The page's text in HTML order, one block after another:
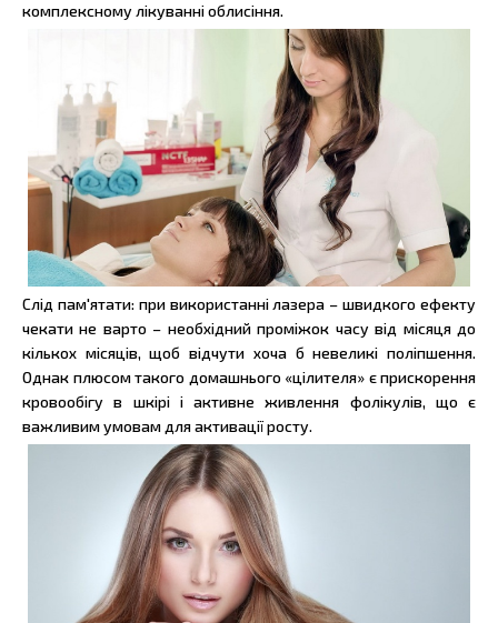
комплексному лікуванні облисіння.
Слід пам'ятати: при використанні лазера – швидкого ефекту
чекати не варто – необхідний проміжок часу від місяця до
кількох місяців, щоб відчути хоча б невеликі поліпшення.
Однак плюсом такого домашнього «цілителя» є прискорення
кровообігу в шкірі і активне живлення фолікулів, що є
важливим умовам для активації росту.